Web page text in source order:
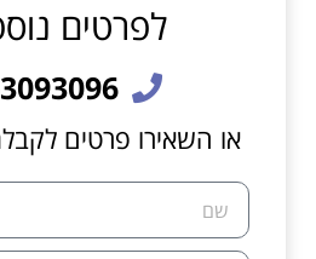
לפרטים
או השאירו פרטים